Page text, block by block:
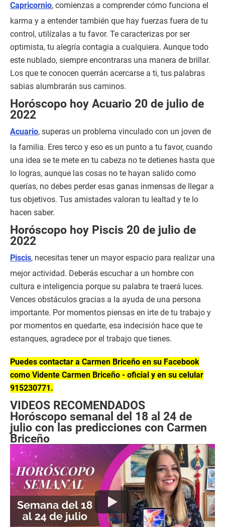
Capricornio, comienzas a comprender cómo funciona el
karma y a entender también que hay fuerzas fuera de tu
control, utilízalas a tu favor. Te caracterizas por ser
optimista, tu alegría contagia a cualquiera. Aunque todo
este nublado, siempre encontraras una manera de brillar.
Los que te conocen querrán acercarse a ti, tus palabras
sabias alumbrarán sus caminos.
Horóscopo hoy Acuario 20 de julio de
2022
Acuario, superas un problema vinculado con un joven de
la familia. Eres terco y eso es un punto a tu favor, cuando
una idea se te mete en tu cabeza no te detienes hasta que
lo logras, aunque las cosas no te hayan salido como
querías, no debes perder esas ganas inmensas de llegar a
tus objetivos. Tus amistades valoran tu lealtad y te lo
hacen saber.
Horóscopo hoy Piscis 20 de julio de
2022
Piscis, necesitas tener un mayor espacio para realizar una
mejor actividad. Deberás escuchar a un hombre con
cultura e inteligencia porque su palabra te traerá luces.
Vences obstáculos gracias a la ayuda de una persona
importante. Por momentos piensas en irte de tu trabajo y
por momentos en quedarte, esa indecisión hace que te
estanques, agradece por el trabajo que tienes.
Puedes contactar a Carmen Briceño en su Facebook
como Vidente Carmen Briceño - oficial y en su celular
915230771.
VIDEOS RECOMENDADOS
Horóscopo semanal del 18 al 24 de
julio con las predicciones con Carmen
Briceño